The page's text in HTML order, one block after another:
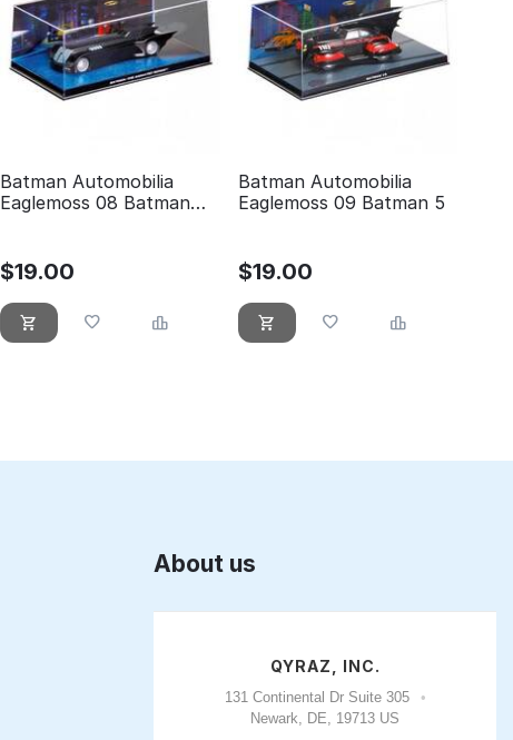
Batman Automobilia
Eaglemoss 08 Batman
$19.00
Batman Automobilia
Eaglemoss 09 Batman 5
$19.00
About us
QYRAZ, INC.
131 Continental Dr Suite 305
Newark, DE, 19713 US